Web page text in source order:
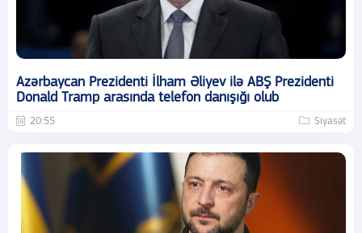
Azərbaycan Prezidenti İlham Əliyev ilə ABŞ Prezidenti
Donald Tramp arasında telefon danışığı olub
20:55 Siyasət